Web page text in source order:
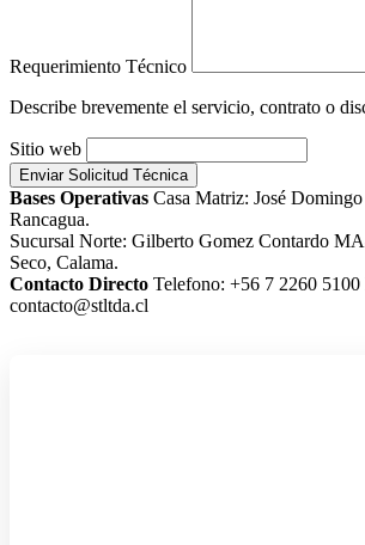
Requerimiento Técnico
Describe brevemente el servicio, contrato o
Sitio web
Enviar Solicitud Técnica
Bases Operativas Casa Matriz: José
Rancagua.
Sucursal Norte: Gilberto Gomez Contardo
Seco, Calama.
Contacto Directo Telefono: +56 7 2260 5100
contacto@stltda.cl